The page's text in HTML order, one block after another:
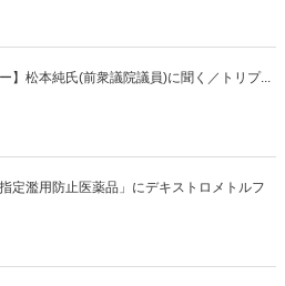
】松本純氏(前衆議院議員)に聞く／トリプ...
定濫用防止医薬品」にデキストロメトルフ